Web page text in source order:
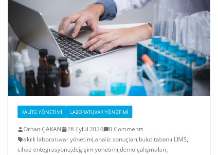
KALITE YÖNETIMI LABORATUVAR YÖNETIMI
Orhan ÇAKAN 28 Eylül 2024
0 Comments
akıllı laboratuvar yönetimi,analiz sonuçları,bulut tabanlı LIMS,
cihaz entegrasyonu,değişim yönetimi,demo çalışmaları,